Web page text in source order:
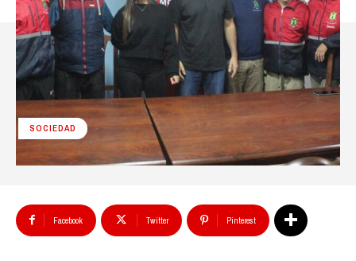
SOCIEDAD
Facebook Twitter Pinterest